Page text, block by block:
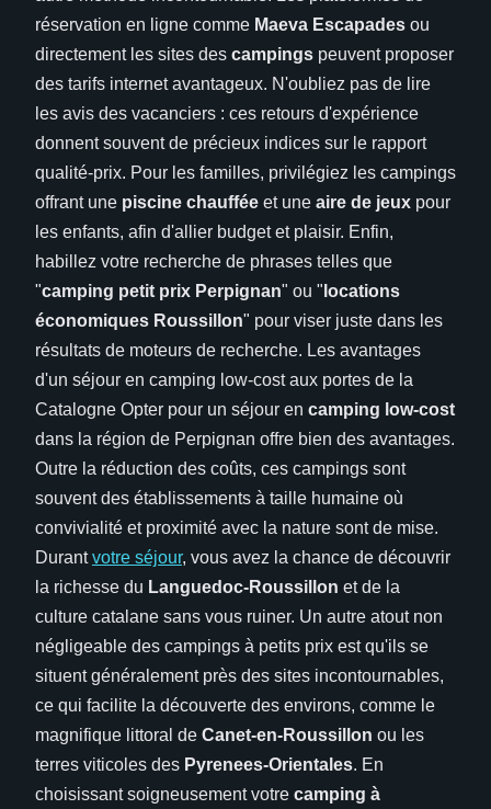
réservation en ligne comme Maeva Escapades ou
directement les sites des campings peuvent proposer
des tarifs internet avantageux. N'oubliez pas de lire
les avis des vacanciers : ces retours d'expérience
donnent souvent de précieux indices sur le rapport
qualité-prix. Pour les familles, privilégiez les campings
offrant une piscine chauffée et une aire de jeux pour
les enfants, afin d'allier budget et plaisir. Enfin,
habillez votre recherche de phrases telles que
"camping petit prix Perpignan" ou " locations
économiques Roussillon" pour viser juste dans les
résultats de moteurs de recherche. Les avantages
d'un séjour en camping low-cost aux portes de la
Catalogne Opter pour un séjour en camping low-cost
dans la région de Perpignan offre bien des avantages.
Outre la réduction des coûts, ces campings sont
souvent des établissements à taille humaine où
convivialité et proximité avec la nature sont de mise.
Durantvotre séjour, vous avez la chance de découvrir
la richesse du Languedoc-Roussillon et de la
culture catalane sans vous ruiner. Un autre atout non
négligeable des campings à petits prix est qu'ils se
situent généralement près des sites incontournables,
ce qui facilite la découverte des environs, comme le
magnifique littoral de Canet-en-Roussillon ou les
terres viticoles des Pyrenees-Orientales. En
choisissant soigneusement votre camping à